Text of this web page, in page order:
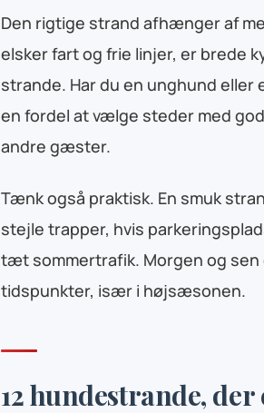
Den rigtige strand afhænger af
elsker fart og frie linjer, er brede
strande. Har du en unghund
en fordel at vælge steder med
andre gæster.
Tænk også praktisk. En smuk
stejle trapper, hvis
tæt sommertrafik. Morgen og
tidspunkter, især i højsæsonen.
12 hundestrande,